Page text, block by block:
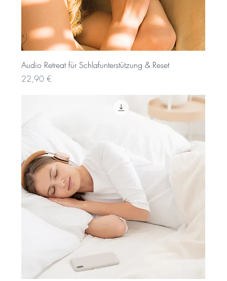
Audio Retreat für Schlafunterstützung & Reset
Preis
22,90 €